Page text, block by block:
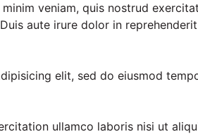
veniam, quis nostrud
aute irure dolor in
elit, sed do eiusmod
ullamco laboris nisi ut